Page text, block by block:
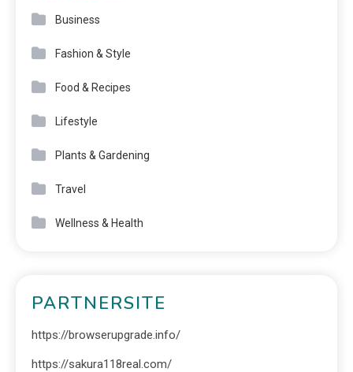
Business
Fashion & Style
Food & Recipes
Lifestyle
Plants & Gardening
Travel
Wellness & Health
PARTNERSITE
https://browserupgrade.info/
https://sakura118real.com/